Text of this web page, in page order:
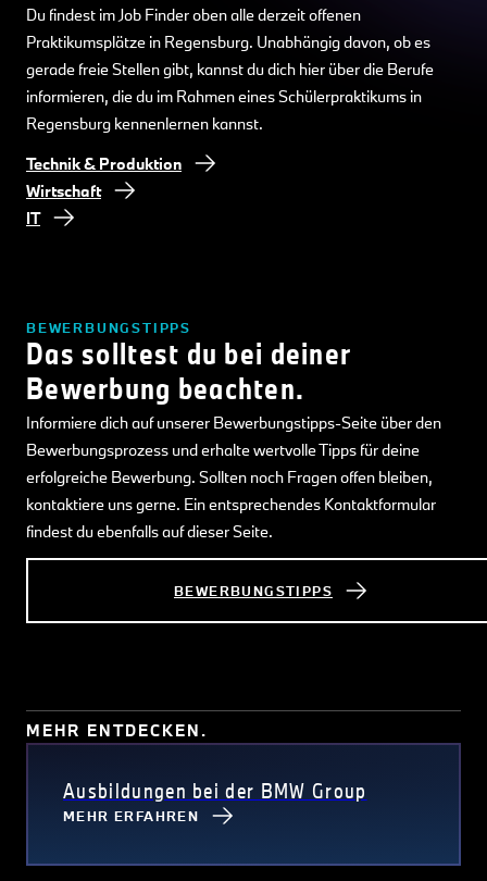
Du findest im Job Finder oben alle derzeit offenen
Praktikumsplätze in Regensburg. Unabhängig davon, ob es
gerade freie Stellen gibt, kannst du dich hier über die Berufe
informieren, die du im Rahmen eines Schülerpraktikums in
Regensburg kennenlernen kannst.
Technik & Produktion
Wirtschaft
IT
BEWERBUNGSTIPPS
Das solltest du bei deiner
Bewerbung beachten.
Informiere dich auf unserer Bewerbungstipps-Seite über den
Bewerbungsprozess und erhalte wertvolle Tipps für deine
erfolgreiche Bewerbung. Sollten noch Fragen offen bleiben,
kontaktiere uns gerne. Ein entsprechendes Kontaktformular
findest du ebenfalls auf dieser Seite.
BEWERBUNGSTIPPS
MEHR ENTDECKEN.
Ausbildungen bei der BMW Group
MEHR ERFAHREN